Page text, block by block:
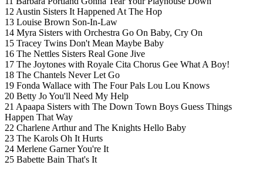
12 Austin Sisters It Happened At The Hop
13 Louise Brown Son-In-Law
14 Myra Sisters with Orchestra Go On Baby, Cry On
15 Tracey Twins Don't Mean Maybe Baby
16 The Nettles Sisters Real Gone Jive
17 The Joytones with Royale Cita Chorus Gee What A Boy!
18 The Chantels Never Let Go
19 Fonda Wallace with The Four Pals Lou Lou Knows
20 Betty Jo You'll Need My Help
21 Apaapa Sisters with The Down Town Boys Guess Things
Happen That Way
22 Charlene Arthur and The Knights Hello Baby
23 The Karols Oh It Hurts
24 Merlene Garner You're It
25 Babette Bain That's It